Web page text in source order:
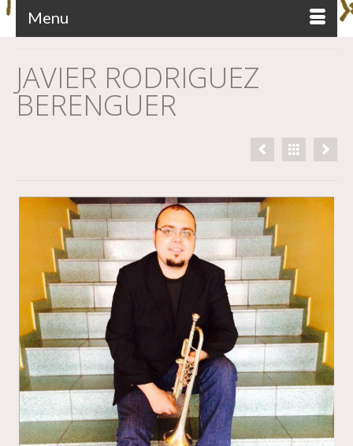
Menu
JAVIER RODRIGUEZ
BERENGUER